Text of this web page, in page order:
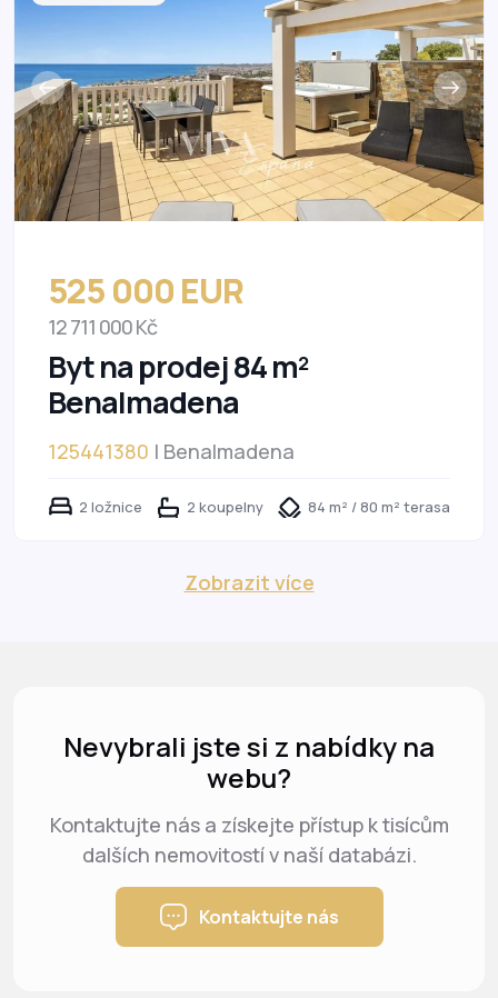
525 000 EUR
12 711 000 Kč
Byt na prodej 84 m²
Benalmadena
125441380 | Benalmadena
2 ložnice 2 koupelny 84 m² / 80 m² terasa
Zobrazit více
Nevybrali jste si z nabídky na
webu?
Kontaktujte nás a získejte přístup k tisícům
dalších nemovitostí v naší databázi.
Kontaktujte nás